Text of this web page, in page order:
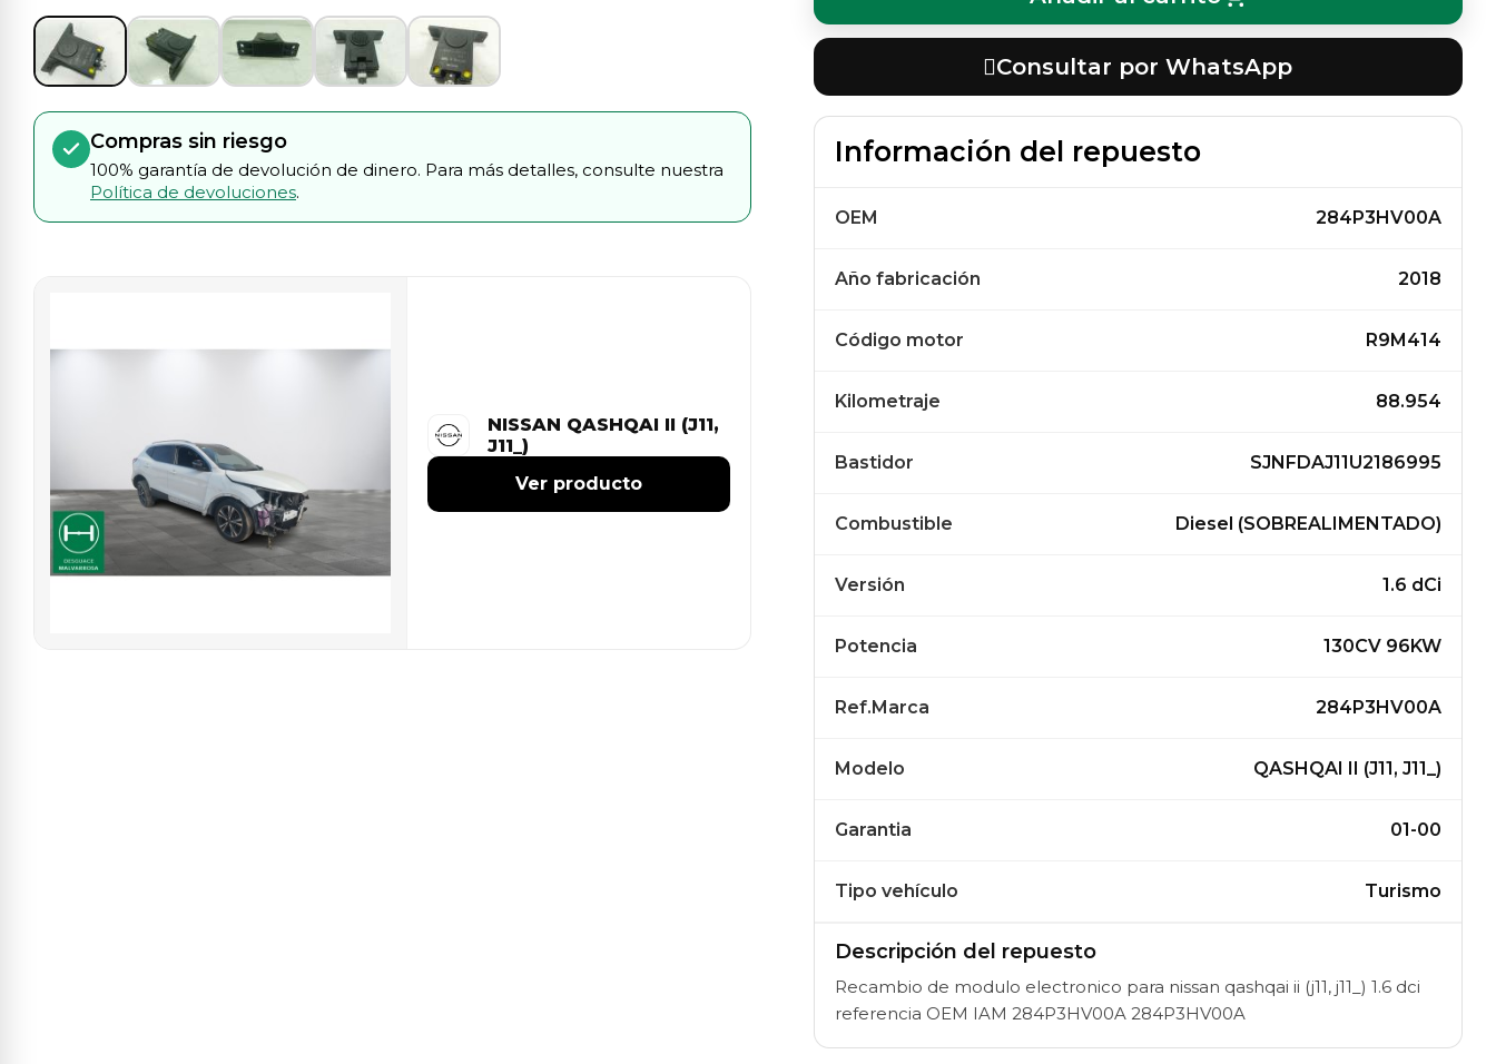
Compras sin riesgo
100% garantía de devolución de dinero. Para más detalles, consulte nuestra
Política de devoluciones.
NISSAN QASHQAI II (J11,
J11_)
Ver producto
Consultar por WhatsApp
Información del repuesto
OEM 284P3HV00A
Año fabricación 2018
Código motor R9M414
Kilometraje 88.954
Bastidor SJNFDAJ11U2186995
Combustible Diesel (SOBREALIMENTADO)
Versión 1.6 dCi
Potencia 130CV 96KW
Ref.Marca 284P3HV00A
Modelo QASHQAI II (J11, J11_)
Garantia 01-00
Tipo vehículo Turismo
Descripción del repuesto
Recambio de modulo electronico para nissan qashqai ii (j11, j11_) 1.6 dci
referencia OEM IAM 284P3HV00A 284P3HV00A